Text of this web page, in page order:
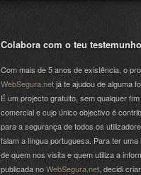
Colabora com o teu testemunho
Com mais de 5 anos de existência, o
WebSegura.netjá te ajudou de alguma
É um projecto gratuito, sem qualquer fim
comercial e cujo único objectivo é
para a segurança de todos os
falam a língua portuguesa. Para ter uma
de quem nos visita e quem utiliza a
publicada noWebSegura.net , decidi